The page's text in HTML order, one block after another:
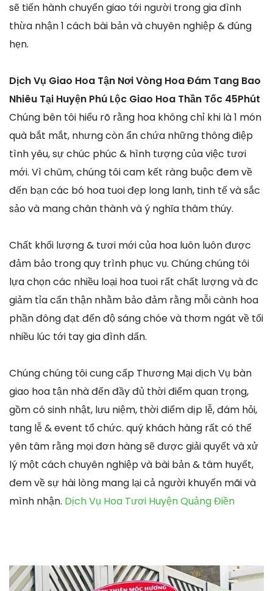
sẽ tiến hành chuyển giao tới người trong gia đình
thừa nhận 1 cách bài bản và chuyên nghiệp & đúng
hẹn.
Dịch Vụ Giao Hoa Tận Nơi Vòng Hoa Đám Tang Bao
Nhiêu Tại Huyện Phú Lộc Giao Hoa Thần Tốc 45Phút
Chúng bên tôi hiểu rõ rằng hoa không chỉ khi là 1 món
quà bắt mắt, nhưng còn ẩn chứa những thông điệp
tình yêu, sự chúc phúc & hình tượng của việc tươi
mới. Vì chũm, chúng tôi cam kết ràng buộc đem về
đến bạn các bó hoa tuoi đẹp long lanh, tinh tế và sắc
sảo và mang chân thành và ý nghĩa thâm thúy.
Chất khối lượng & tươi mới của hoa luôn luôn được
đảm bảo trong quy trình phục vụ. Chúng chúng tôi
lựa chọn các nhiều loại hoa tuoi rất chất lượng và đc
giảm tỉa cẩn thận nhằm bảo đảm rằng mỗi cành hoa
phần đông đạt đến độ sáng chóe và thơm ngát về tối
nhiều lúc tới tay gia đình dấn.
Chúng chúng tôi cung cấp Thương Mại dịch Vụ bàn
giao hoa tận nhà đến đầy đủ thời điểm quan trọng,
gồm có sinh nhật, lưu niệm, thời điểm dịp lễ, đám hỏi,
tang lễ & event tổ chức. quý khách hàng rất có thể
yên tâm rằng mọi đơn hàng sẽ được giải quyết và xử
lý một cách chuyên nghiệp và bài bản & tâm huyết,
đem về sự hài lòng mang lại cả người khuyến mãi và
mình nhận. Dịch Vụ Hoa Tươi Huyện Quảng Điền